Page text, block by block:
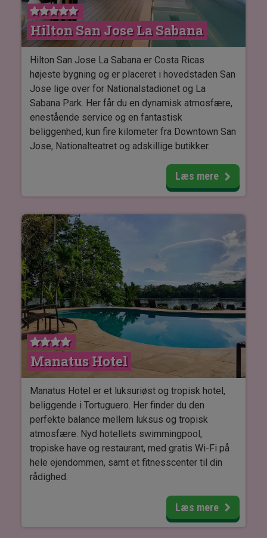
nyde den smukke udsigt til vulkanen.
Hvis du drømmer om en autentisk oplevelse i
hjertet af Costa Ricas natur, er Volcano Lodge det
ideelle valg. Lad Volcano Lodge være dit hjem og
skab uforglemmelige minder.
Hilton San Jose La Sabana
Hilton San Jose La Sabana er Costa Ricas
højeste bygning og er placeret i hovedstaden San
Jose lige over for Nationalstadionet og La
Sabana Park. Her får du en dynamisk atmosfære,
enestående service og en fantastisk
beliggenhed, kun fire kilometer fra Downtown San
Jose, Nationalteatret og adskillige butikker.
Dette luksuriøse opholdssted giver dig rig
mulighed for at nyde livet i højderne. Afkøl dig
i det moderne fitnesscenter eller indtag en
panoramaudsigt over byen fra hotellets Sky
Lobby og restaurant på 18. etage.
Når du indlogerer dig på Hilton San Jose La
Sabana, træder du ind i et moderne værelse, med
to enkeltsenge eller en dobbeltseng.
Badeværelset er udstyret med en hårtørrer og fra
vinduerne åbner der sig en spektakulær udsigt
over byen. Værelserne er desuden forsynet med
aircondition, mini-køleskab, TV og gratis Wi-Fi, så
din komfort er i centrum under hele dit ophold.
Læs mere
Manatus Hotel
Manatus Hotel er et luksuriøst og tropisk hotel,
beliggende i Tortuguero. Her finder du den
perfekte balance mellem luksus og tropisk
atmosfære. Nyd hotellets swimmingpool,
tropiske have og restaurant, med gratis Wi-Fi på
hele ejendommen, samt et fitnesscenter til din
rådighed.
På Manatus Hotel kan du slappe helt af ved
poolen eller i den smukke have. Du kan også
Læs mere